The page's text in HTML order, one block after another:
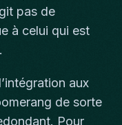
pas de
à celui qui est
aux
de sorte
Pour